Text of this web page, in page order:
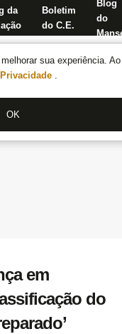
sua experiência.
.
OK
da
Boletim
do C.E.
Blog
do
em
do